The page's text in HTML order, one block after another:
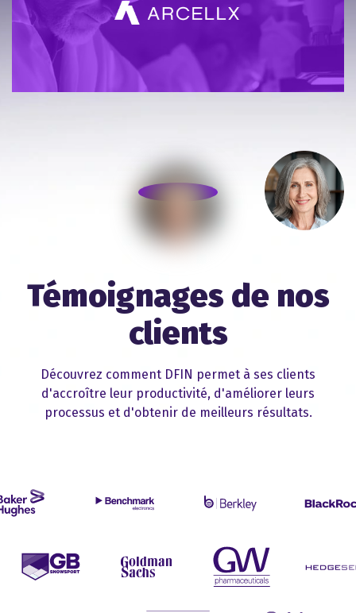
Témoignages de nos
clients
Découvrez comment DFIN permet à ses clients
d'accroître leur productivité, d'améliorer leurs
processus et d'obtenir de meilleurs résultats.